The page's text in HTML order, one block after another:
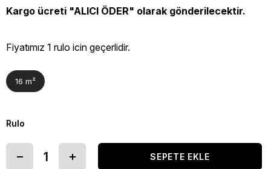
Kargo ücreti "ALICI ÖDER" olarak gönderilecektir.
Fiyatımız 1 rulo icin geçerlidir.
16 m²
Rulo